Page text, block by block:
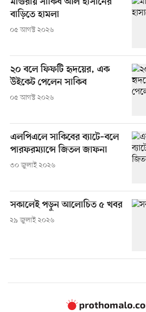
বাড়িতে হামলা
০৫ আগস্ট ২০২৬
২০ বলে ফিফটি হৃদয়ের, এক
উইকেট পেলেন সাকিব
০৫ আগস্ট ২০২৬
এলপিএলে সাকিবের ব্যাটে–বলে
পারফরম্যান্সে জিতল জাফনা
৩০ জুলাই ২০২৬
সকালেই পড়ুন আলোচিত ৫ খবর
২৯ জুলাই ২০২৬